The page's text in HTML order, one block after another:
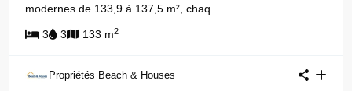
modernes de 133,9 à 137,5 m², chaq
3 3 133 m2
Propriétés Beach & Houses